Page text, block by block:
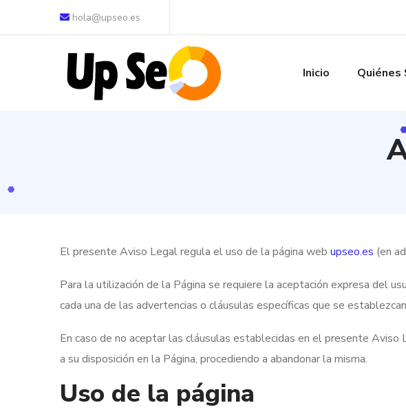
hola@upseo.es
Inicio Quiénes
El presente Aviso Legal regula el uso de la página web upseo.es (en
Para la utilización de la Página se requiere la aceptación expresa del
cada una de las advertencias o cláusulas específicas que se
En caso de no aceptar las cláusulas establecidas en el presente
a su disposición en la Página, procediendo a abandonar la misma.
Uso de la página